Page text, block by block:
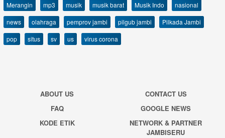
Merangin
mp3 musik musik barat Musik Indo
nasional
news
olahraga pemprov jambi pilgub jambi
Pilkada Jambi
pop
situs sv us virus corona
ABOUT US
CONTACT US
FAQ
GOOGLE NEWS
KODE ETIK
NETWORK & PARTNER
JAMBISERU